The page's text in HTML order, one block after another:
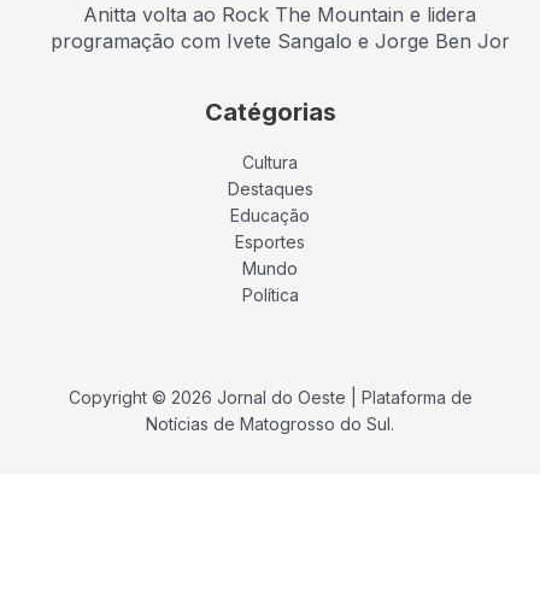
Anitta volta ao Rock The Mountain e lidera
programação com Ivete Sangalo e Jorge Ben Jor
Catégorias
Cultura
Destaques
Educação
Esportes
Mundo
Política
Copyright © 2026 Jornal do Oeste | Plataforma de
Notícias de Matogrosso do Sul.